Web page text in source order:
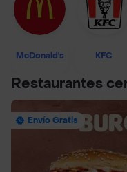
McDonald's KFC
Restaurantes
Envío Gratis